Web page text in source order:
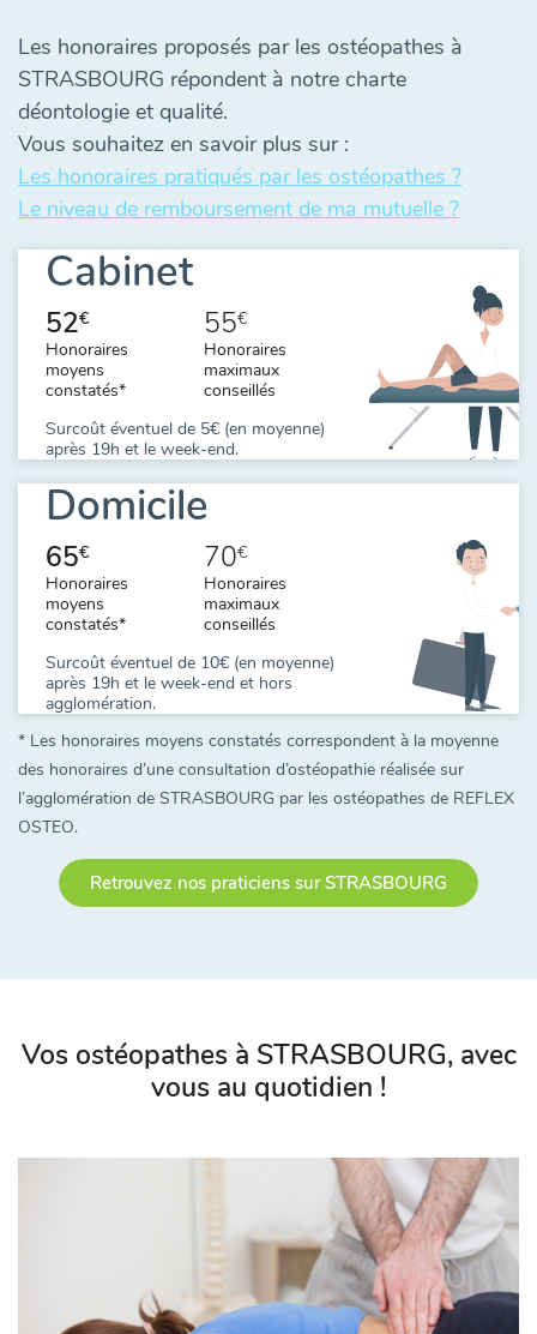
Les honoraires proposés par les ostéopathes à
STRASBOURG répondent à notre charte
déontologie et qualité.
Vous souhaitez en savoir plus sur :
Les honoraires pratiqués par les ostéopathes ?
Le niveau de remboursement de ma mutuelle ?
Cabinet
52€
Honoraires
moyens
constatés*
55€
Honoraires
maximaux
conseillés
Surcoût éventuel de 5€ (en moyenne)
après 19h et le week-end.
Domicile
65€
Honoraires
moyens
constatés*
70€
Honoraires
maximaux
conseillés
Surcoût éventuel de 10€ (en moyenne)
après 19h et le week-end et hors
agglomération.
* Les honoraires moyens constatés correspondent à la moyenne
des honoraires d’une consultation d’ostéopathie réalisée sur
l’agglomération de STRASBOURG par les ostéopathes de REFLEX
OSTEO.
Retrouvez nos praticiens sur STRASBOURG
Vos ostéopathes à STRASBOURG, avec
vous au quotidien !